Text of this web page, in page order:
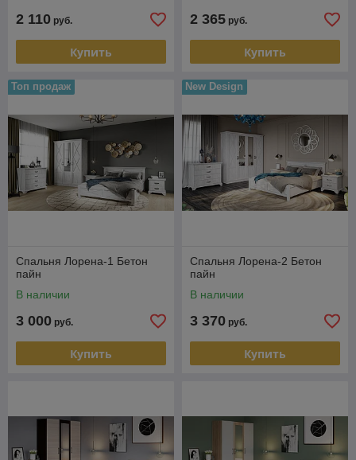
2 110 руб.
Купить
2 365 руб.
Купить
Топ продаж
Спальня Лорена-1 Бетон
пайн
В наличии
3 000 руб.
Купить
New Design
Спальня Лорена-2 Бетон
пайн
В наличии
3 370 руб.
Купить